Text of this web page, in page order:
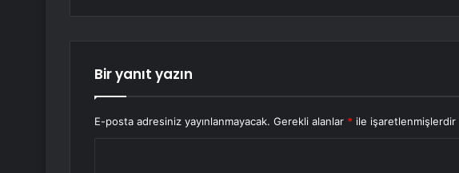
Bir yanıt yazın
E-posta adresiniz yayınlanmayacak. Gerekli alanlar * ile işaretlenmişlerdir